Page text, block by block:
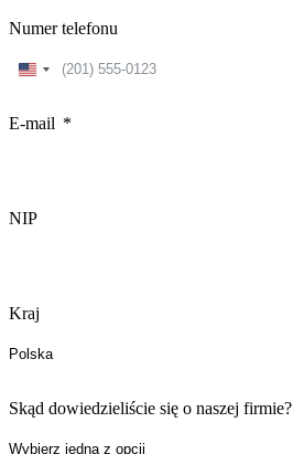
Numer telefonu
United
E-mail
NIP
Kraj
Skąd dowiedzieliście się o naszej firmie?